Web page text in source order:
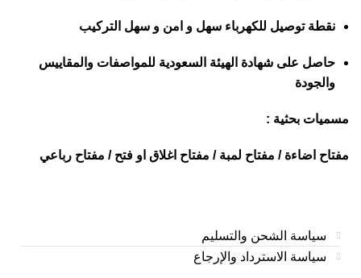
نقطة توصيل للكهرباء سهل و امن و سهل التركيب
حاصل على شهادة الهيئة السعودية للمواصفات والمقاييس
والجودة
مسميات بحثية :
مفتاح اضاءة / مفتاح لمبة / مفتاح اغلاق او فتح / مفتاح رباعي
سياسة الشحن والتسليم
سياسة الاسترداد والإرجاع